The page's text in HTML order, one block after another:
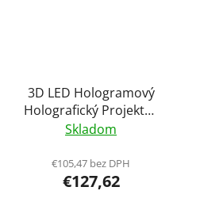
3D LED Hologramový
Holografický Projektor
42cm Displej Holofan
Skladom
€105,47 bez DPH
€127,62